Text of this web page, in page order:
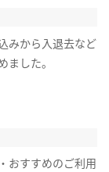
みから入退去など
した。
おすすめのご利用